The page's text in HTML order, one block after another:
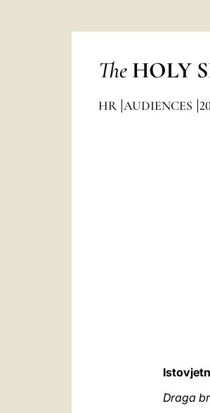
The HOLY
HR AUDIENCES
Draga